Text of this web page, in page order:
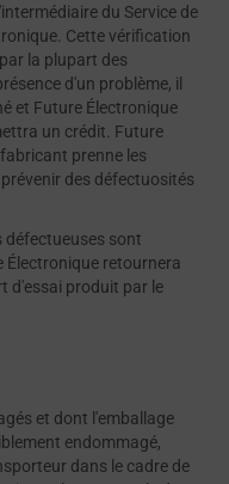
du Service de
Cette vérification
la plupart des
d'un problème, il
et Future Électronique
un crédit. Future
prenne les
des défectuosités
défectueuses sont
Électronique retournera
d'essai produit par le
et dont l'emballage
endommagé,
dans le cadre de